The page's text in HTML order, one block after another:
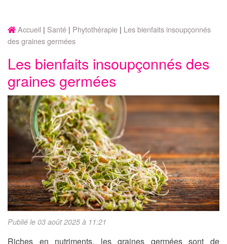
Accueil Santé Phytothérapie
Les bienfaits insoupçonnés
des graines germées
Les bienfaits insoupçonnés des
graines germées
Publié le 03 août 2025 à 11:21
Riches en nutriments, les graines germées sont de